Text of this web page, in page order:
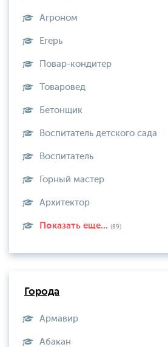
Агроном
Егерь
Повар-кондитер
Товаровед
Бетонщик
Воспитатель детского сада
Воспитатель
Горный мастер
Архитектор
Показать еще... (89)
Города
Армавир
Абакан